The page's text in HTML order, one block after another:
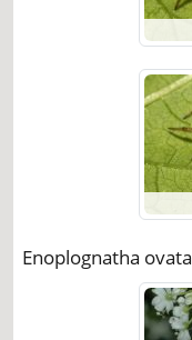
Enoplognatha ovata